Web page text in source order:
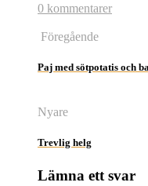
0 kommentarer
Föregående
Paj med sötpotatis och
Nyare
Trevlig helg
Lämna ett svar